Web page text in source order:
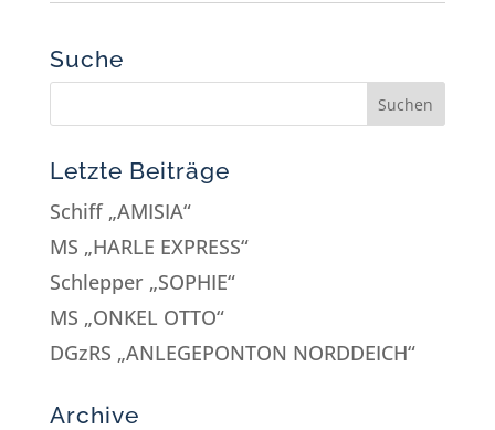
Suche
Letzte Beiträge
Schiff „AMISIA“
MS „HARLE EXPRESS“
Schlepper „SOPHIE“
MS „ONKEL OTTO“
DGzRS „ANLEGEPONTON NORDDEICH“
Archive